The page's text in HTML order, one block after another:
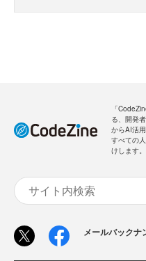
「
る、開発
からAI活
すべての
けします。
メールバックナ